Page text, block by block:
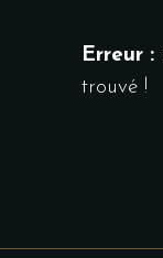
Erreur :
trouvé !